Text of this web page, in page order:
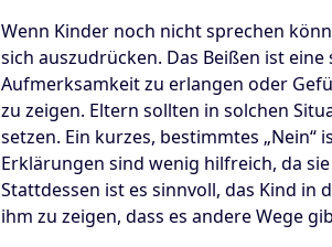
Wenn Kinder noch nicht sprechen
sich auszudrücken. Das Beißen ist
Aufmerksamkeit zu erlangen oder
zu zeigen. Eltern sollten in solchen
setzen. Ein kurzes, bestimmtes
Erklärungen sind wenig hilfreich, da
Stattdessen ist es sinnvoll, das Kind
ihm zu zeigen, dass es andere Wege